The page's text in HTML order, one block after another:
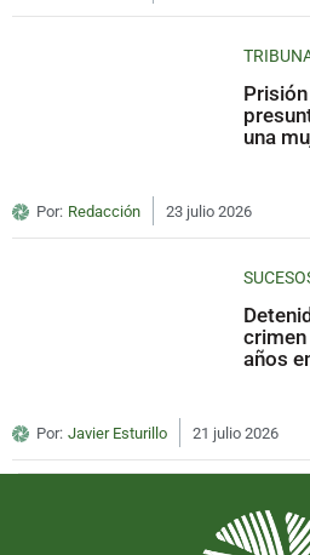
una
Por: Redacción 23 julio 2026
crimen
años
Por: Javier Esturillo 21 julio 2026